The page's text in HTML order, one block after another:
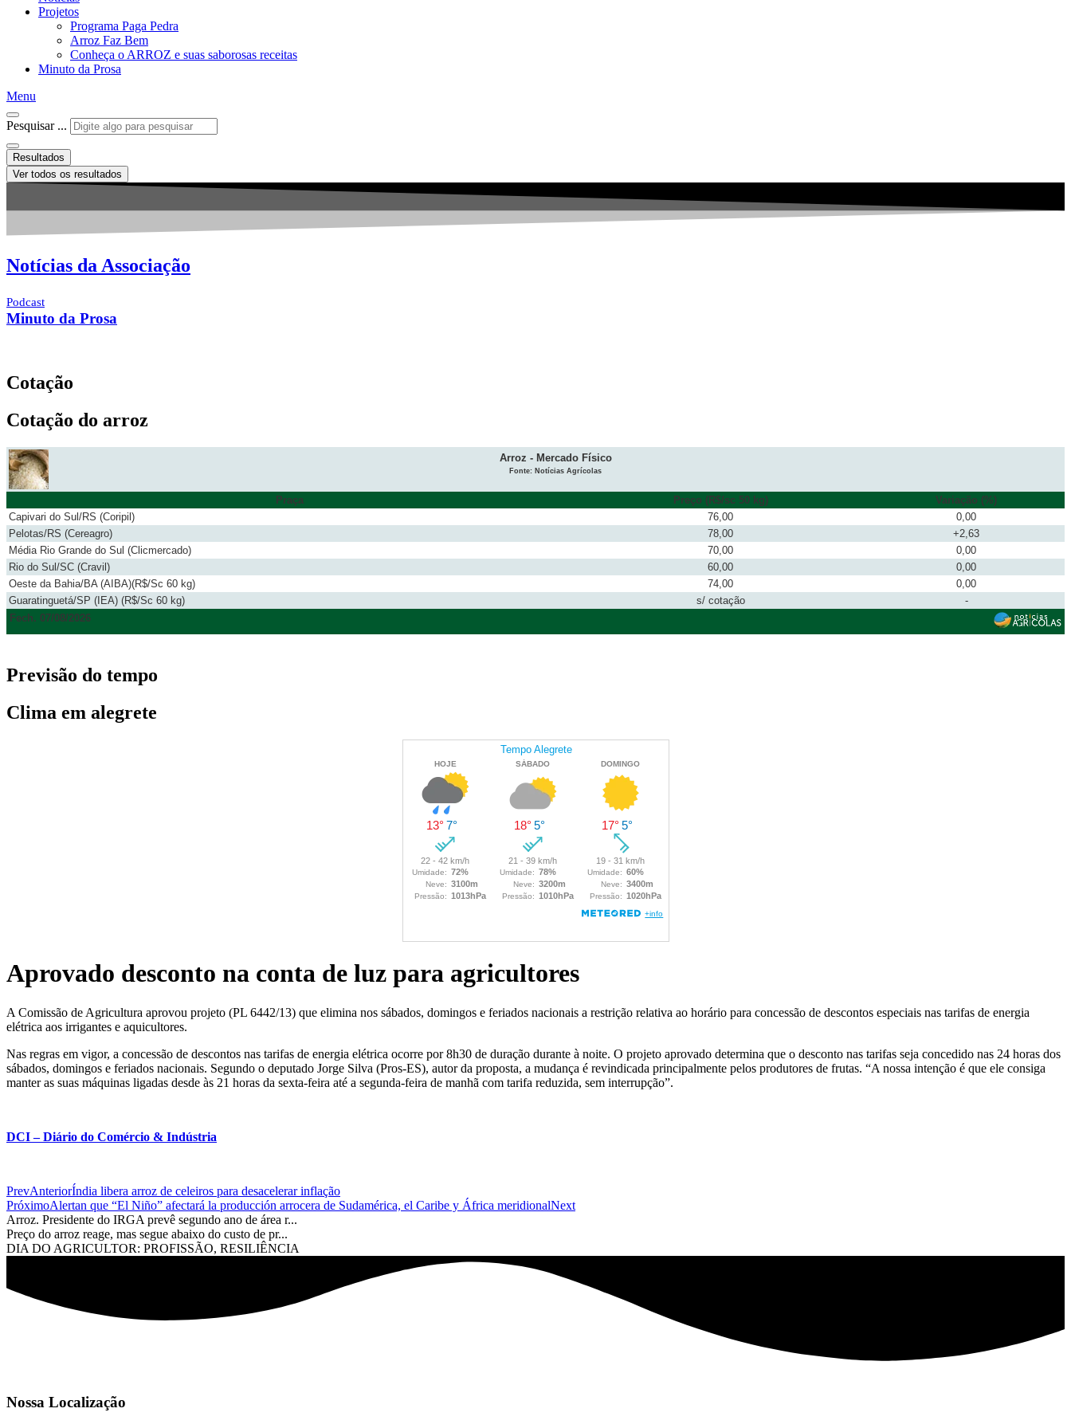
Projetos
Programa Paga Pedra
Arroz Faz Bem
Conheça o ARROZ e suas saborosas receitas
Minuto da Prosa
Menu
Pesquisar ...
Resultados
Ver todos os resultados
Notícias da Associação
Podcast
Minuto da Prosa
Cotação
Cotação do arroz
Arroz - Mercado Físico
Fonte: Notícias Agrícolas
Praça Preço (R$/sc 50 kg)
Variação (%)
Capivari do Sul/RS (Coripil)
76,00
0,00
Pelotas/RS (Cereagro)
78,00
+2,63
Média Rio Grande do Sul (Clicmercado)
70,00
0,00
Rio do Sul/SC (Cravil)
60,00
0,00
Oeste da Bahia/BA (AIBA)(R$/Sc 60 kg)
74,00
0,00
Guaratinguetá/SP (IEA) (R$/Sc 60 kg)
s/ cotação
-
Fech. 07/08/2026
Previsão do tempo
Clima em alegrete
Aprovado desconto na conta de luz para agricultores
A Comissão de Agricultura aprovou projeto (PL 6442/13) que elimina nos sábados, domingos e feriados nacionais a restrição relativa ao horário para concessão de descontos especiais nas tarifas de energia
elétrica aos irrigantes e aquicultores.
Nas regras em vigor, a concessão de descontos nas tarifas de energia elétrica ocorre por 8h30 de duração durante à noite. O projeto aprovado determina que o desconto nas tarifas seja concedido nas 24 horas dos
sábados, domingos e feriados nacionais. Segundo o deputado Jorge Silva (Pros-ES), autor da proposta, a mudança é revindicada principalmente pelos produtores de frutas. “A nossa intenção é que ele consiga
manter as suas máquinas ligadas desde às 21 horas da sexta-feira até a segunda-feira de manhã com tarifa reduzida, sem interrupção”.
DCI – Diário do Comércio & Indústria
PrevAnteriorÍndia libera arroz de celeiros para desacelerar inflação
PróximoAlertan que “El Niño” afectará la producción arrocera de Sudamérica, el Caribe y África meridionalNext
Arroz. Presidente do IRGA prevê segundo ano de área r...
Preço do arroz reage, mas segue abaixo do custo de pr...
DIA DO AGRICULTOR: PROFISSÃO, RESILIÊNCIA
Nossa Localização